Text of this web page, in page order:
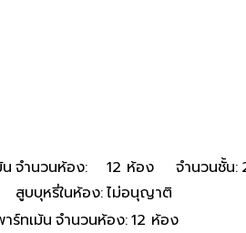
จำนวนห้อง: 12 ห้อง จำนวนชั้น:
สูบบุหรี่ในห้อง:ไม่อนุญาติ
ร์ทเม้น จำนวนห้อง:12 ห้อง